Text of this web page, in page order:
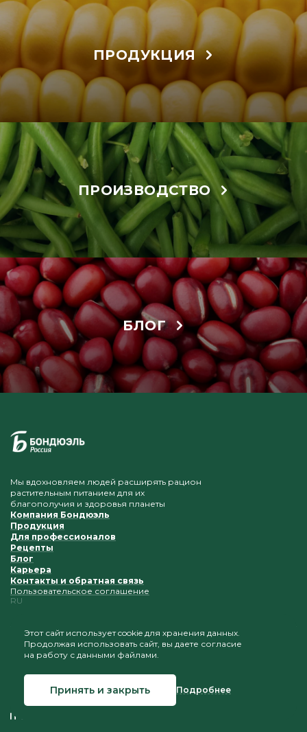
ПРОДУКЦИЯ
ПРОИЗВОДСТВО
БЛОГ
Мы вдохновляем людей расширять рацион
растительным питанием для их
благополучия и здоровья планеты
Компания Бондюэль
Продукция
Для профессионалов
Рецепты
Блог
Карьера
Контакты и обратная связь
Пользовательское соглашение
RU
Приветствуется копирование и размещение
материалов при условии сохранения ссылки на наш
© 2026 Бондюэль Россия
Создание сайта
Этот сайт использует cookie для хранения данных.
Продолжая использовать сайт, вы даете согласие
на работу с данными файлами.
Принять и закрыть Подробнее